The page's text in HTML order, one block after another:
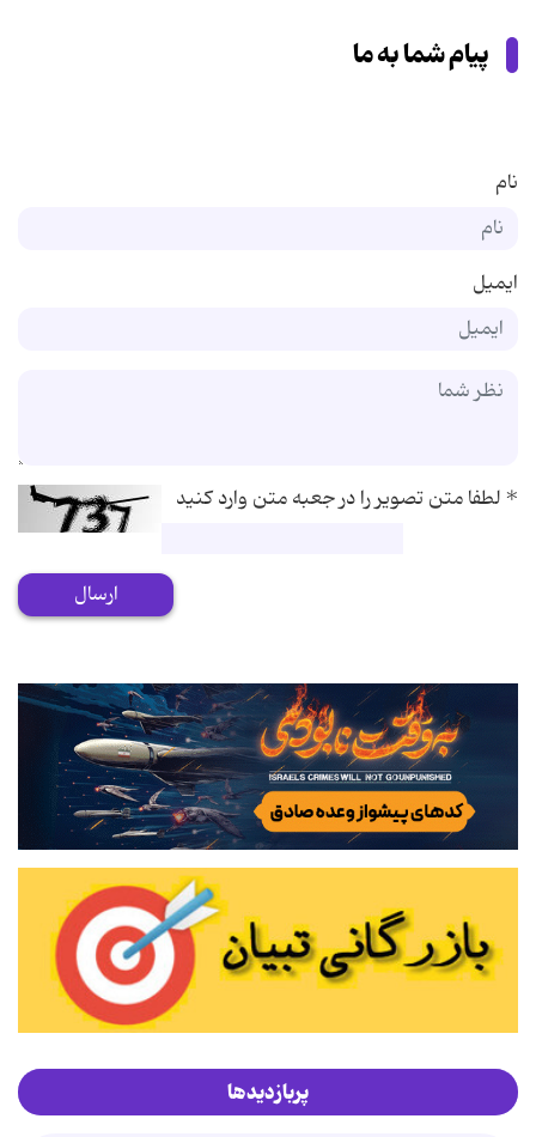
پیام شما به ما
نام
ایمیل
*لطفا متن تصویر را در جعبه متن وارد کنید
ارسال
پربازدیدها